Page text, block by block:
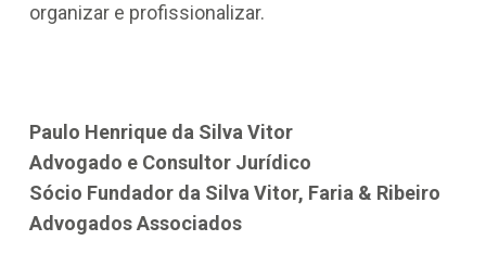
organizar e profissionalizar.
Paulo Henrique da Silva Vitor
Advogado e Consultor Jurídico
Sócio Fundador da Silva Vitor, Faria & Ribeiro
Advogados Associados